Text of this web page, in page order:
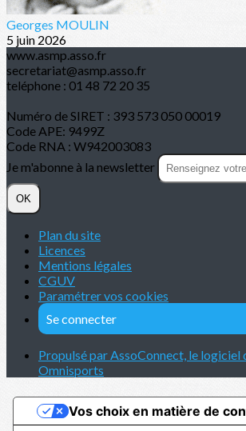
Georges MOULIN
5 juin 2026
www.asmp.asso.fr
secretariat@asmp.asso.fr
teléphone : 01 48 72 20 35
Numéro de SIRET : 393 573 050 00019
Code APE: 9499Z
Code RNA : W942003083
Je m'abonne à la newsletter
OK
Plan du site
Licences
Mentions légales
CGUV
Paramétrer vos cookies
Se connecter
Propulsé par AssoConnect, le logiciel
Omnisports
Vos choix en matière de